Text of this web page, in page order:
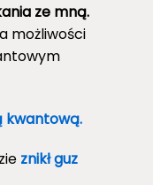
ze mną.
możliwości
kwantową.
znikł guz